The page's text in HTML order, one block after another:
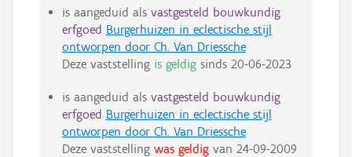
is aangeduid als vastgesteld bouwkundig
erfgoed Burgerhuizen in eclectische stijl
ontworpen door Ch. Van Driessche
Deze vaststelling is geldigsinds 20-06-2023
is aangeduid als vastgesteld bouwkundig
erfgoed Burgerhuizen in eclectische stijl
ontworpen door Ch. Van Driessche
Deze vaststelling was geldigvan 24-09-2009